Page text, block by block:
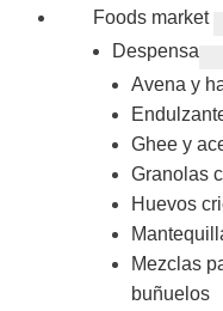
Foods market
Despensa
Avena y
Ghee y
Granolas
Huevos
Mezclas
buñuelos